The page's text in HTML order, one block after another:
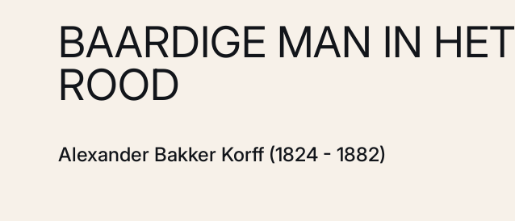
BAARDIGE MAN IN HET
ROOD
Alexander Bakker Korff (1824 - 1882)